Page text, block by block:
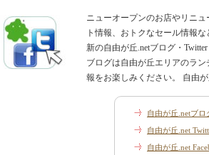
ニューオープンのお店やリニ
ト情報、おトクなセール情報
新の自由が丘.netブログ・
ブログは自由が丘エリアのラ
報をお楽しみください。 自由
自由が丘.netブロ
自由が丘.net
自由が丘.net